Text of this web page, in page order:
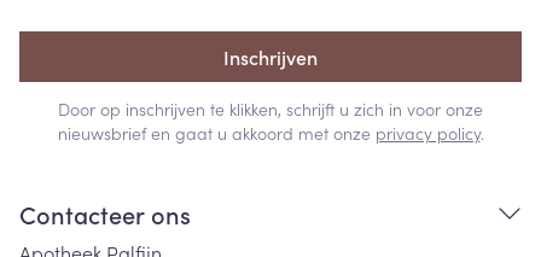
Inschrijven
Door op inschrijven te klikken, schrijft u zich in voor onze
nieuwsbrief en gaat u akkoord met onze privacy policy.
Contacteer ons